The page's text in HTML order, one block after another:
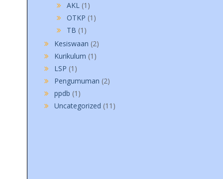
AKL(1)
OTKP (1)
TB (1)
Kesiswaan (2)
Kurikulum (1)
LSP (1)
Pengumuman (2)
ppdb (1)
Uncategorized (11)